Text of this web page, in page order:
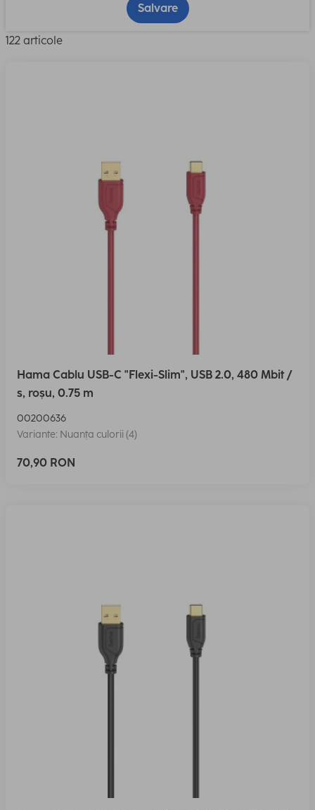
Salvare
122 articole
Hama Cablu USB-C "Flexi-Slim", USB 2.0, 480 Mbit /
s, roșu, 0.75 m
00200636
Variante: Nuanța culorii (4)
70,90 RON